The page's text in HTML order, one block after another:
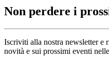
Non perdere i
Iscriviti alla nostra newsletter e
novità e sui prossimi eventi